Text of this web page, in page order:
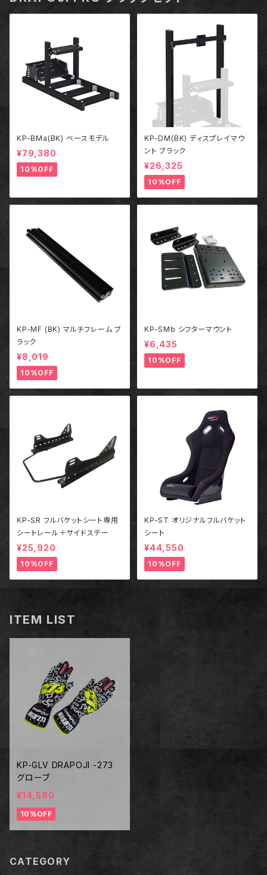
KP-BMa(BK) ベースモデル
¥79,380
10%OFF
KP-DM(BK) ディスプレイマウ
ント ブラック
¥26,325
10%OFF
KP-MF (BK) マルチフレーム ブ
ラック
¥8,019
10%OFF
KP-SMb シフターマウント
¥6,435
10%OFF
KP-SR フルバケットシート専用
シートレール＋サイドステー
¥25,920
10%OFF
KP-ST オリジナルフルバケット
シート
¥44,550
10%OFF
ITEM LIST
KP-GLV DRAPOJI -273
グローブ
¥14,580
10%OFF
CATEGORY